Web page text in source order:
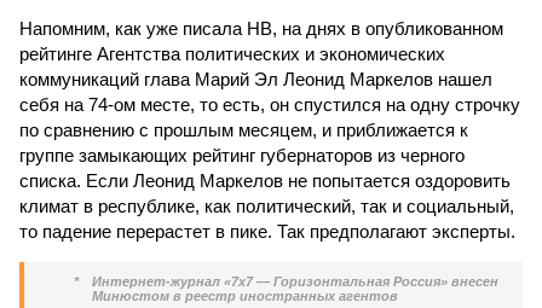
Напомним, как уже писала НВ, на днях в опубликованном
рейтинге Агентства политических и экономических
коммуникаций глава Марий Эл Леонид Маркелов нашел
себя на 74-ом месте, то есть, он спустился на одну строчку
по сравнению с прошлым месяцем, и приближается к
группе замыкающих рейтинг губернаторов из черного
списка. Если Леонид Маркелов не попытается оздоровить
климат в республике, как политический, так и социальный,
то падение перерастет в пике. Так предполагают эксперты.
*
Интернет-журнал «7х7 — Горизонтальная Россия» внесен
Минюстом в реестр иностранных агентов